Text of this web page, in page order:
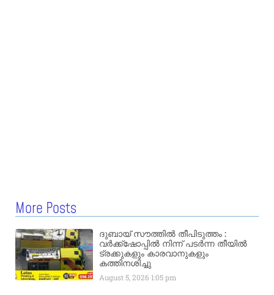
More Posts
ദുബായ് സൗത്തിൽ തീപിടുത്തം :
വർക്ക്‌ഷോപ്പിൽ നിന്ന് പടർന്ന തീയിൽ
ട്രക്കുകളും കാരവാനുകളും
കത്തിനശിച്ചു
August 5, 2026 1:05 pm